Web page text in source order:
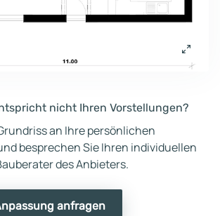
nicht Ihren Vorstellungen?
an Ihre persönlichen
besprechen Sie Ihren individuellen
des Anbieters.
anfragen